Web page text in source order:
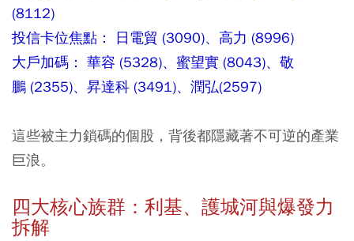
(8112)
投信卡位焦點： 日電貿 (3090)、高力 (8996)
大戶加碼： 華容 (5328)、蜜望實 (8043)、敬
鵬 (2355)、昇達科 (3491)、潤弘(2597)
這些被主力鎖碼的個股，背後都隱藏著不可逆的產業
巨浪。
四大核心族群：利基、護城河與爆發力
拆解